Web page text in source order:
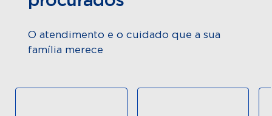
O atendimento e o cuidado que a sua
família merece